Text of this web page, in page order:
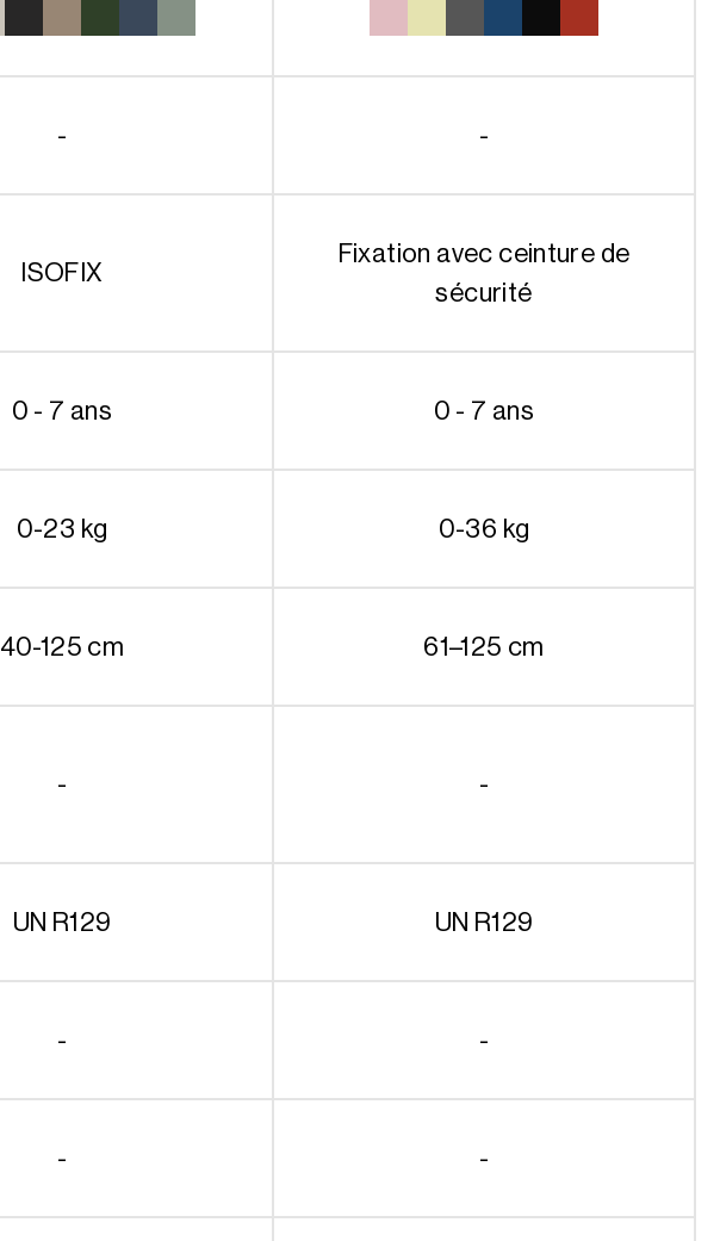
- -
ISOFIX
Fixation avec ceinture de
sécurité
0 - 7 ans 0 - 7 ans
0-23 kg 0-36 kg
40-125 cm 61–125 cm
- -
UN R129 UN R129
- -
- -